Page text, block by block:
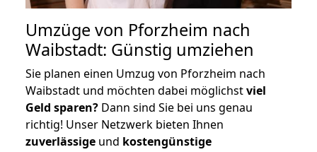
Umzüge von Pforzheim nach
Waibstadt: Günstig umziehen
Sie planen einen Umzug von Pforzheim nach
Waibstadt und möchten dabei möglichstviel
Geld sparen? Dann sind Sie bei uns genau
richtig! Unser Netzwerk bieten Ihnen
zuverlässige und kostengünstige